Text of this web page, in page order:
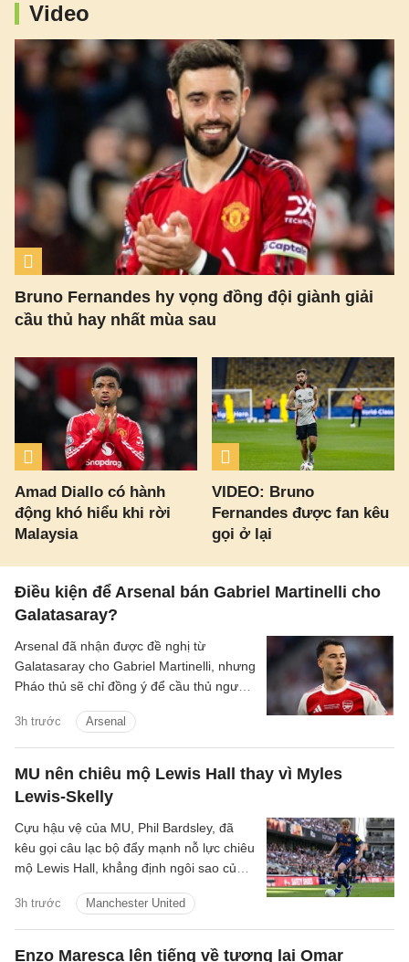
Video
Bruno Fernandes hy vọng đồng đội giành giải
cầu thủ hay nhất mùa sau
Amad Diallo có hành
động khó hiểu khi rời
Malaysia
VIDEO: Bruno
Fernandes được fan kêu
gọi ở lại
Điều kiện để Arsenal bán Gabriel Martinelli cho
Galatasaray?
3h trước Arsenal
Arsenal đã nhận được đề nghị từ
Galatasaray cho Gabriel Martinelli, nhưng
Pháo thủ sẽ chỉ đồng ý để cầu thủ người
mới.
MU nên chiêu mộ Lewis Hall thay vì Myles
Lewis-Skelly
3h trước Manchester United
Cựu hậu vệ của MU, Phil Bardsley, đã
kêu gọi câu lạc bộ đẩy mạnh nỗ lực chiêu
mộ Lewis Hall, khẳng định ngôi sao của
cho sân Old Trafford.
Enzo Maresca lên tiếng về tương lai Omar